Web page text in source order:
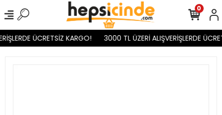
ÜCRETSİZ KARGO! 3000 TL ÜZERİ ALIŞVERİŞLERDE
0